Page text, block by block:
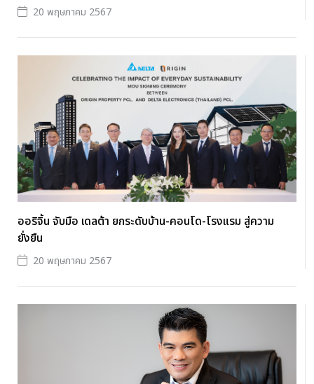
20 พฤษภาคม 2567
ออริจิ้น จับมือ เดลต้า ยกระดับบ้าน-คอนโด-โรงแรม สู่ความ
ยั่งยืน
20 พฤษภาคม 2567